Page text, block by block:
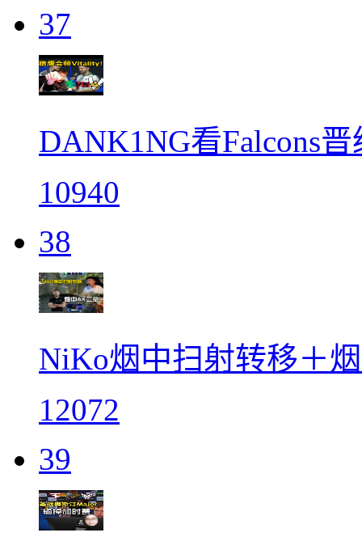
37
DANK1NG看Falcons
10940
38
NiKo烟中扫射转移＋
12072
39